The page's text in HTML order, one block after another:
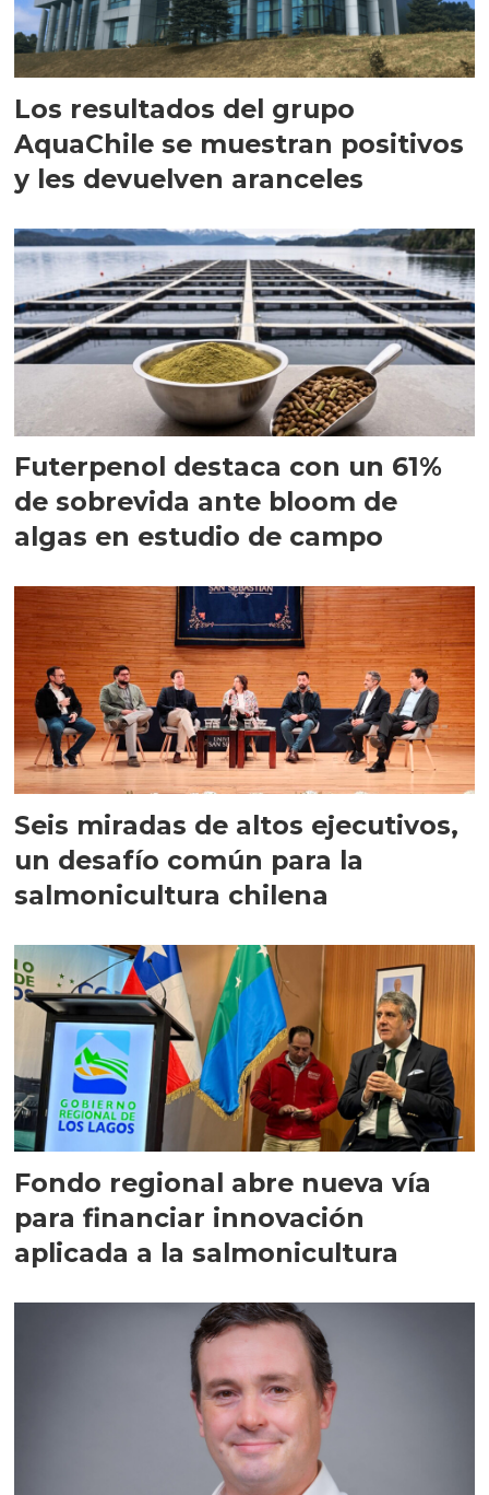
Los resultados del grupo
AquaChile se muestran positivos
y les devuelven aranceles
Futerpenol destaca con un 61%
de sobrevida ante bloom de
algas en estudio de campo
Seis miradas de altos ejecutivos,
un desafío común para la
salmonicultura chilena
Fondo regional abre nueva vía
para financiar innovación
aplicada a la salmonicultura